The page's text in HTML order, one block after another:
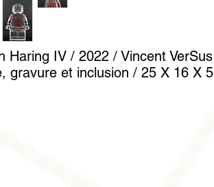
Haring IV / 2022 / Vincent VerSus
gravure et inclusion / 25 X 16 X 5